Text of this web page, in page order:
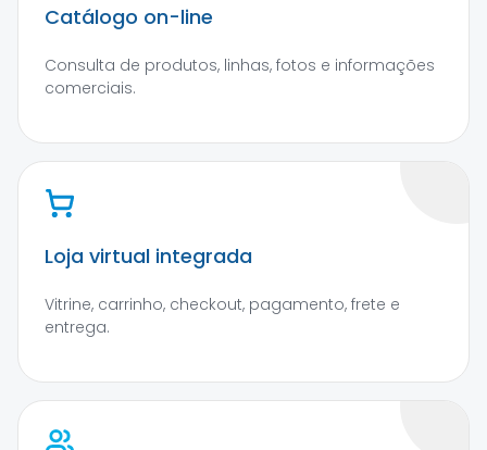
Catálogo on-line
Consulta de produtos, linhas, fotos e informações
comerciais.
Loja virtual integrada
Vitrine, carrinho, checkout, pagamento, frete e
entrega.